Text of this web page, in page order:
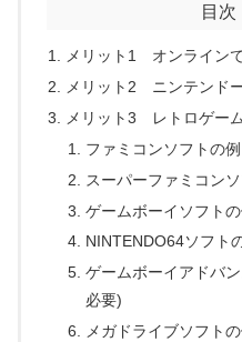
目次
メリット1 オンライン
メリット2 ニンテンド
メリット3 レトロゲーム
ファミコンソフトの例
スーパーファミコン
ゲームボーイソフト
NINTENDO64ソフト
ゲームボーイアドバ
必要)
メガドライブソフト